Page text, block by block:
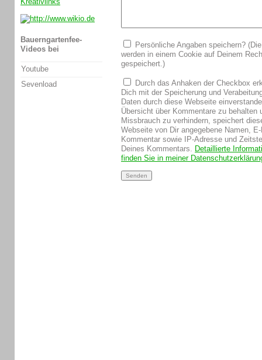
Persönliche Angaben speichern?
werden in einem Cookie auf Deinem
gespeichert.)
Durch das Anhaken der Checkbox
Dich mit der Speicherung und
Daten durch diese Webseite
Übersicht über Kommentare zu behalten
Missbrauch zu verhindern, speichert
Webseite von Dir angegebene Namen,
Kommentar sowie IP-Adresse und
Deines Kommentars. Detaillierte
finden Sie in meiner
Bauerngartenfee-
Videos bei
Youtube
Sevenload